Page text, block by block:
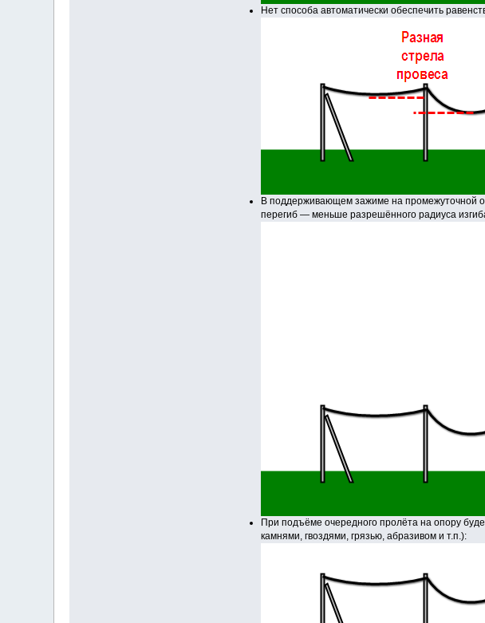
Нет способа автоматически обеспечить
В поддерживающем зажиме на промежуточной
перегиб — меньше разрешённого радиуса
При подъёме очередного пролёта на опору
камнями, гвоздями, грязью, абразивом и т.п.):